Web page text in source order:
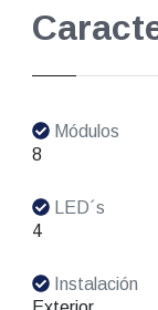
Módulos
8
LED´s
4
Instalación